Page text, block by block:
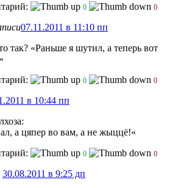
0 0
07.11.2011 в 11:10 пп
так? «Раньше я шутил, а теперь вот
0 0
в 10:44 пп
а цяпер во вам, а не жыццё!«
0 0
30.08.2011 в 9:25 дп